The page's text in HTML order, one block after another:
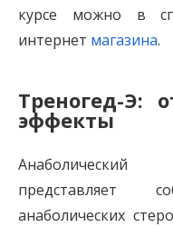
курсе можно в
интернет магазина.
Треногед-Э:
эффекты
Анаболический
представляет
анаболических